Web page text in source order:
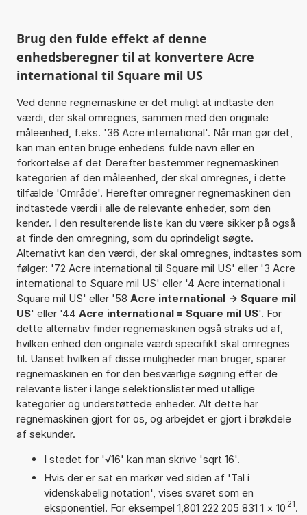
Brug den fulde effekt af denne
enhedsberegner til at konvertere Acre
international til Square mil US
Ved denne regnemaskine er det muligt at indtaste den
værdi, der skal omregnes, sammen med den originale
måleenhed, f.eks. '36 Acre international'. Når man gør det,
kan man enten bruge enhedens fulde navn eller en
forkortelse af det Derefter bestemmer regnemaskinen
kategorien af den måleenhed, der skal omregnes, i dette
tilfælde 'Område'. Herefter omregner regnemaskinen den
indtastede værdi i alle de relevante enheder, som den
kender. I den resulterende liste kan du være sikker på også
at finde den omregning, som du oprindeligt søgte.
Alternativt kan den værdi, der skal omregnes, indtastes som
følger: '72 Acre international til Square mil US' eller '3 Acre
international to Square mil US' eller '4 Acre international i
Square mil US' eller '58 Acre international -> Square mil
US' eller '44 Acre international = Square mil US'. For
dette alternativ finder regnemaskinen også straks ud af,
hvilken enhed den originale værdi specifikt skal omregnes
til. Uanset hvilken af disse muligheder man bruger, sparer
regnemaskinen en for den besværlige søgning efter de
relevante lister i lange selektionslister med utallige
kategorier og understøttede enheder. Alt dette har
regnemaskinen gjort for os, og arbejdet er gjort i brøkdele
af sekunder.
I stedet for '√16' kan man skrive 'sqrt 16'.
Hvis der er sat en markør ved siden af 'Tal i
videnskabelig notation', vises svaret som en
eksponentiel. For eksempel 1,801 222 205 831 1 × 10 21.